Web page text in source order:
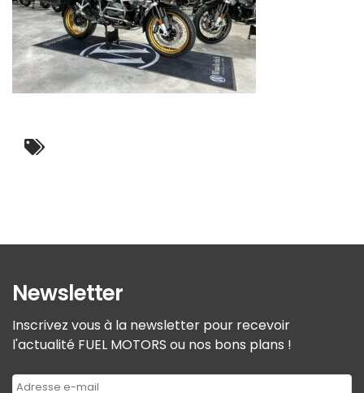
Newsletter
Inscrivez vous à la newsletter pour recevoir
l'actualité FUEL MOTORS ou nos bons plans !